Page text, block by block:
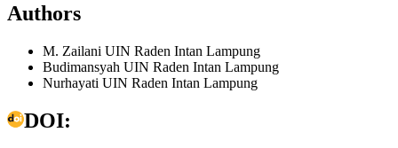
Authors
M. Zailani UIN Raden Intan Lampung
Budimansyah UIN Raden Intan Lampung
Nurhayati UIN Raden Intan Lampung
DOI: